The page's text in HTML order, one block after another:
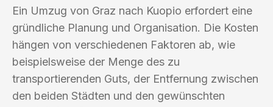
Ein Umzug von Graz nach Kuopio erfordert eine
gründliche Planung und Organisation. Die Kosten
hängen von verschiedenen Faktoren ab, wie
beispielsweise der Menge des zu
transportierenden Guts, der Entfernung zwischen
den beiden Städten und den gewünschten